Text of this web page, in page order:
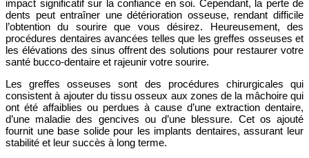
impact significatif sur la confiance en soi. Cependant, la perte de
dents peut entraîner une détérioration osseuse, rendant difficile
l’obtention du sourire que vous désirez. Heureusement, des
procédures dentaires avancées telles que les greffes osseuses et
les élévations des sinus offrent des solutions pour restaurer votre
santé bucco-dentaire et rajeunir votre sourire.
Les greffes osseuses sont des procédures chirurgicales qui
consistent à ajouter du tissu osseux aux zones de la mâchoire qui
ont été affaiblies ou perdues à cause d’une extraction dentaire,
d’une maladie des gencives ou d’une blessure. Cet os ajouté
fournit une base solide pour les implants dentaires, assurant leur
stabilité et leur succès à long terme.